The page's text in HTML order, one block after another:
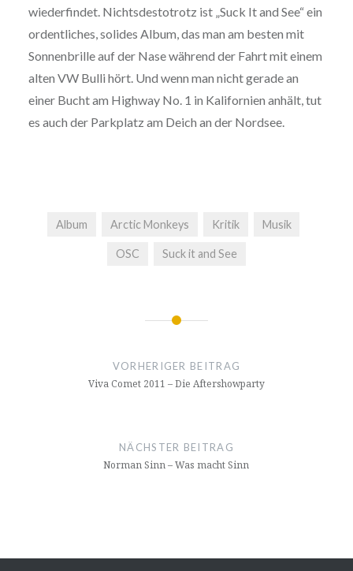
wiederfindet. Nichtsdestotrotz ist „Suck It and See“ ein
ordentliches, solides Album, das man am besten mit
Sonnenbrille auf der Nase während der Fahrt mit einem
alten VW Bulli hört. Und wenn man nicht gerade an
einer Bucht am Highway No. 1 in Kalifornien anhält, tut
es auch der Parkplatz am Deich an der Nordsee.
Album Arctic Monkeys Kritik Musik
OSC Suck it and See
Beitragsnavigation
VORHERIGER BEITRAG
Viva Comet 2011 – Die Aftershowparty
NÄCHSTER BEITRAG
Norman Sinn – Was macht Sinn